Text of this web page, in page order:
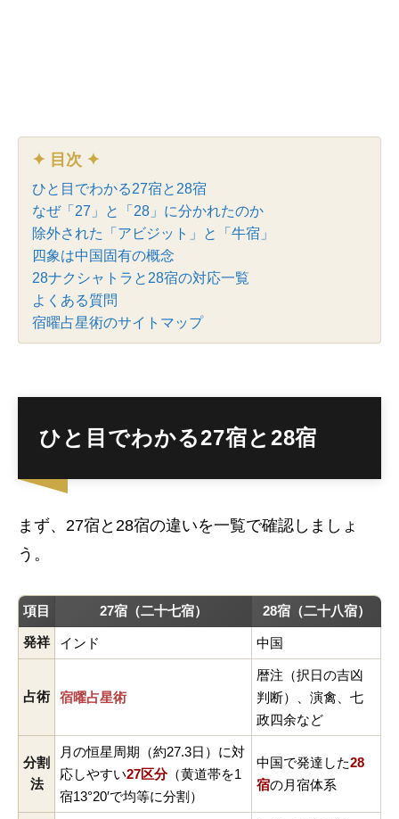
✦ 目次 ✦
ひと目でわかる27宿と28宿
なぜ「27」と「28」に分かれたのか
除外された「アビジット」と「牛宿」
四象は中国固有の概念
28ナクシャトラと28宿の対応一覧
よくある質問
宿曜占星術のサイトマップ
ひと目でわかる27宿と28宿
まず、27宿と28宿の違いを一覧で確認しましょ
う。
項目 27宿（二十七宿） 28宿（二十八宿）
発祥 インド 中国
占術 宿曜占星術
暦注（択日の吉凶
判断）、演禽、七
政四余など
分割
法
月の恒星周期（約27.3日）に対
応しやすい27区分（黄道帯を1
宿13°20′で均等に分割）
中国で発達した28
宿の月宿体系